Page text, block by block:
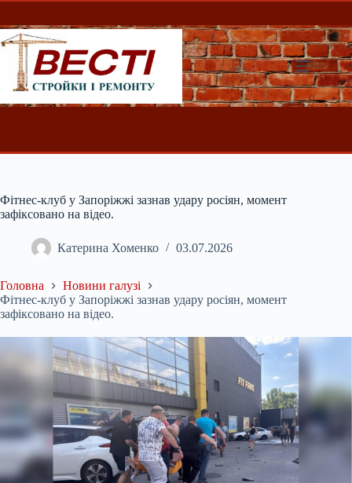
Перейти
вмісту
Фітнес-клуб у Запоріжжі зазнав удару росіян, момент
зафіксовано на відео.
Катерина Хоменко 03.07.2026
Головна
Новини галузі
Фітнес-клуб у Запоріжжі зазнав удару росіян, момент
зафіксовано на відео.